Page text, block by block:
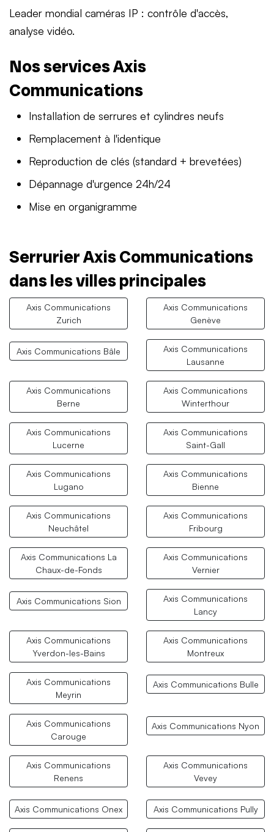
Leader mondial caméras IP : contrôle d'accès,
analyse vidéo.
Nos services Axis
Communications
Installation de serrures et cylindres neufs
Remplacement à l'identique
Reproduction de clés (standard + brevetées)
Dépannage d'urgence 24h/24
Mise en organigramme
Serrurier Axis Communications
dans les villes principales
Axis Communications
Zurich
Axis Communications
Genève
Axis Communications Bâle
Axis Communications
Lausanne
Axis Communications
Berne
Axis Communications
Winterthour
Axis Communications
Lucerne
Axis Communications
Saint-Gall
Axis Communications
Lugano
Axis Communications
Bienne
Axis Communications
Neuchâtel
Axis Communications
Fribourg
Axis Communications La
Chaux-de-Fonds
Axis Communications
Vernier
Axis Communications Sion
Axis Communications
Lancy
Axis Communications
Yverdon-les-Bains
Axis Communications
Montreux
Axis Communications
Meyrin
Axis Communications Bulle
Axis Communications
Carouge
Axis Communications Nyon
Axis Communications
Renens
Axis Communications
Vevey
Axis Communications Onex Axis Communications Pully